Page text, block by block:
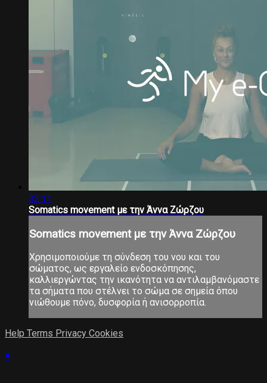
32:11
Somatics movement με την Άννα Ζώρζου
Somatics movement με την Άννα Ζώρζου
Χρησιμοποιούμε τη σύνδεση του νου και του
σώματος, ως εργαλείο ενδοσκόπησης,
καλλιεργώντας την ικανότητα να αντιλαμβανόμαστε
τα σήματα που στέλνει το σώμα σε σημεία όπου
νιώθουμε πόνο, δυσφορία ή ανισορροπία.
Help Terms Privacy Cookies
×